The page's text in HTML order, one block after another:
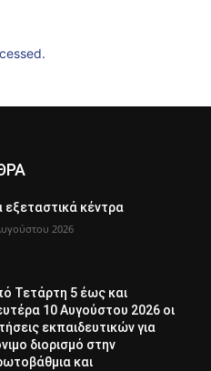
εξεταστικά κέντρα
2026
Τετάρτη 5 έως και
10 Αυγούστου 2026 οι
εκπαιδευτικών για
διορισμό στην
και